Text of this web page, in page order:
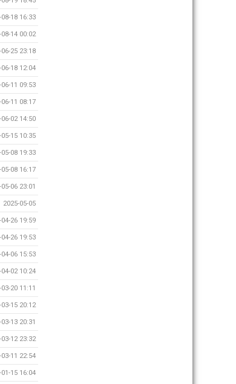
08-18 16:33
08-14 00:02
06-25 23:18
06-18 12:04
06-11 09:53
06-11 08:17
06-02 14:50
05-15 10:35
05-08 19:33
05-08 16:17
06 23:01
2025-05-05
04-26 19:59
04-26 19:53
04-06 15:53
04-02 10:24
20 11:11
03-15 20:12
13 20:31
03-12 23:32
03-11 22:54
01-15 16:04